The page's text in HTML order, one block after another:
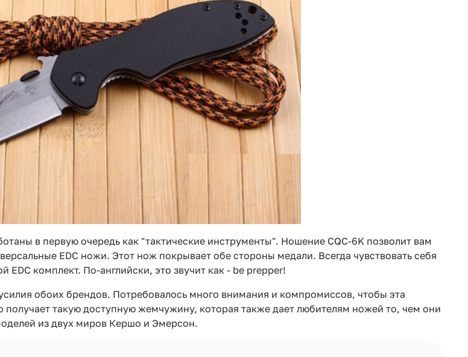
в первую очередь как "тактические инструменты". Ношение CQC-6K позволит вам
EDC ножи. Этот нож покрывает обе стороны медали. Всегда чувствовать себя
комплект. По-английски, это звучит как - be prepper!
обоих брендов. Потребовалось много внимания и компромиссов, чтобы эта
такую доступную жемчужину, которая также дает любителям ножей то, чем они
из двух миров Кершо и Эмерсон.